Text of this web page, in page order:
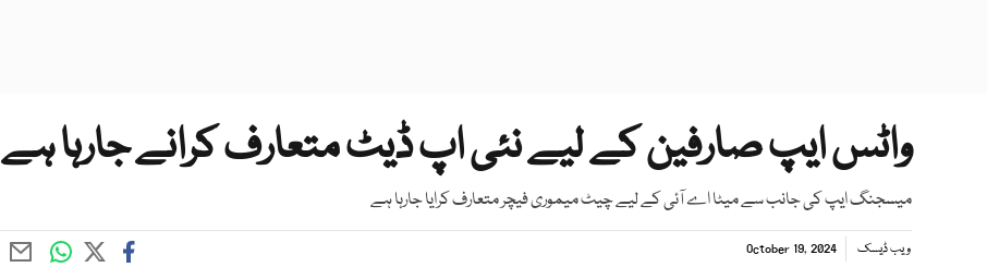
واٹس ایپ صارفین کے لیے نئی اپ ڈیٹ متعارف کرانے جارہا ہے
میسجنگ ایپ کی جانب سے میٹا اے آئی کے لیے چیٹ میموری فیچر متعارف کرایا جارہا ہے
ویب ڈیسک October 19, 2024